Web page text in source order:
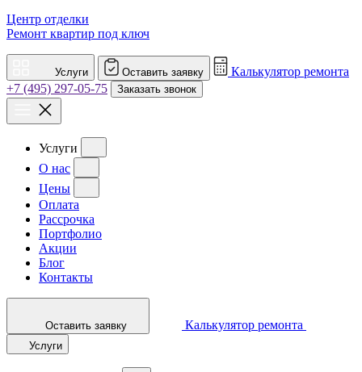
Центр отделки
Ремонт квартир под ключ
Услуги Оставить заявку
Калькулятор ремонта
+7 (495) 297-05-75
Заказать звонок
Услуги
О нас
Цены
Оплата
Рассрочка
Портфолио
Акции
Блог
Контакты
Оставить заявку Калькулятор ремонта
Услуги